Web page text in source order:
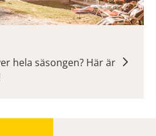
hela säsongen? Här är